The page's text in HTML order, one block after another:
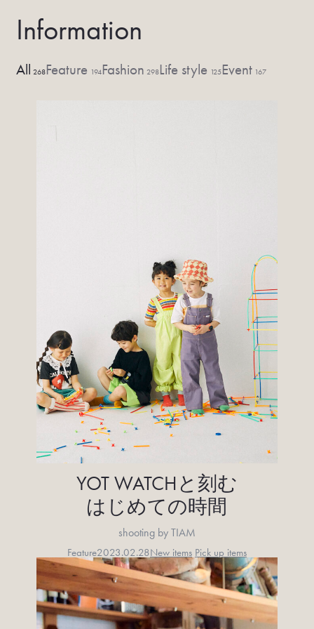
Information
All 268Feature 194Fashion 298Life style 125Event 167
YOT WATCHと刻む
はじめての時間
shooting by TIAM
Feature2023.02.28New items Pick up items